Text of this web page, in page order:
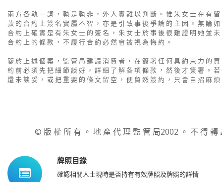
兩 方 各 執 一 詞 ， 孰 是 孰 非 ， 外 人 實 難 以 判 斷 。 惟 朱 女 士 在 有 留
款 的 合 約 上 簽 名 實 屬 不 智 ， 亦 是 引 致 事 後 爭 論 的 主 因 。 無 論 如
合 約 上 確 實 是 有 朱 女 士 的 簽 名 ， 朱 女 士 於 事 後 很 難 證 明 她 並 未
合 約 上 的 條 款 ， 不 履 行 合 約 必 然 會 被 視 為 悔 約 。
鑒 於 上 述 個 案 ， 監 管 局 建 議 消 費 者 ， 在 簽 署 任 何 具 約 束 力 的 買
約 前 必 須 先 把 細 節 談 好 ， 詳 細 了 解 各 項 條 款 ， 然 後 才 簽 署 。 若
還 未 談 妥 ， 或 把 重 要 的 條 文 留 空 ， 便 貿 然 簽 約 ， 只 會 自 招 麻 煩
© 版 權 所 有 。 地 產 代 理 監 管 局2002 。 不 得 轉
牌照目錄
確認相關人士現時是否持有有效牌照及牌照的詳情